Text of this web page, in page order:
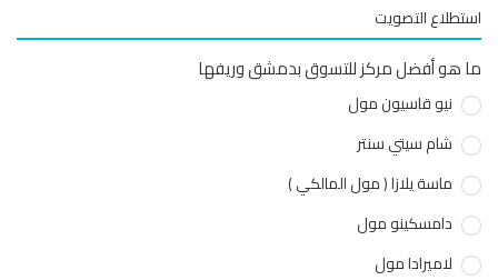
التصويت
أفضل مركز للتسوق بدمشق وريفها
نيو قاسيون مول
شام سيتي سنتر
ماسة يلازا ( مول المالكي )
دامسكينو مول
لاميرادا مول